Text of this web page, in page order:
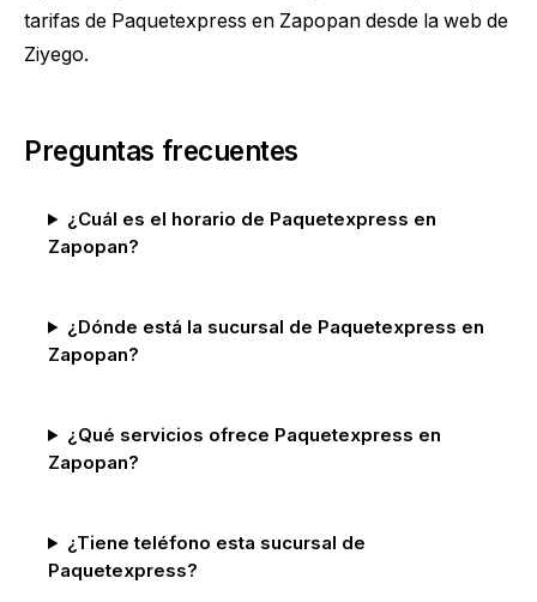
tarifas de Paquetexpress en Zapopan desde la web de
Ziyego.
Preguntas frecuentes
¿Cuál es el horario de Paquetexpress en
Zapopan?
¿Dónde está la sucursal de Paquetexpress en
Zapopan?
¿Qué servicios ofrece Paquetexpress en
Zapopan?
¿Tiene teléfono esta sucursal de
Paquetexpress?